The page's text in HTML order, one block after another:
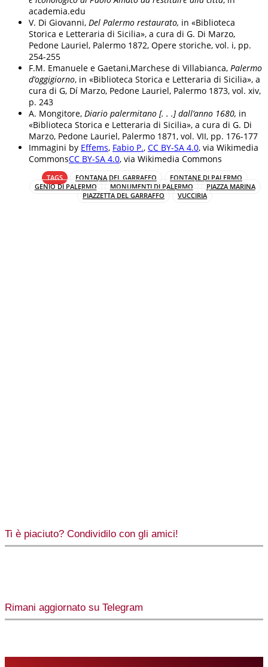
academia.edu
V. Di Giovanni, Del Palermo restaurato, in «Biblioteca
Storica e Letteraria di Sicilia», a cura di G. Di Marzo,
Pedone Lauriel, Palermo 1872, Opere storiche, vol. i, pp.
254-255
F.M. Emanuele e Gaetani,Marchese di Villabianca, Palermo
d’oggigiorno, in «Biblioteca Storica e Letteraria di Sicilia», a
cura di G, Dí Marzo, Pedone Lauriel, Palermo 1873, vol. xiv,
p. 243
A. Mongitore, Diario palermitano [. . .] dall’anno 1680, in
«Biblioteca Storica e Letteraria di Sicilia», a cura di G. Di
Marzo, Pedone Lauriel, Palermo 1871, vol. VII, pp. 176-177
Immagini by Effems, Fabio P., CC BY-SA 4.0, via Wikimedia
CommonsCC BY-SA 4.0, via Wikimedia Commons
TAGS FONTANA DEL GARRAFFO
FONTANE DI PALERMO
GENIO DI PALERMO
MONUMENTI DI PALERMO
PIAZZA MARINA
PIAZZETTA DEL GARRAFFO
VUCCIRIA
Ti è piaciuto? Condividilo con gli amici!
Rimani aggiornato su Telegram